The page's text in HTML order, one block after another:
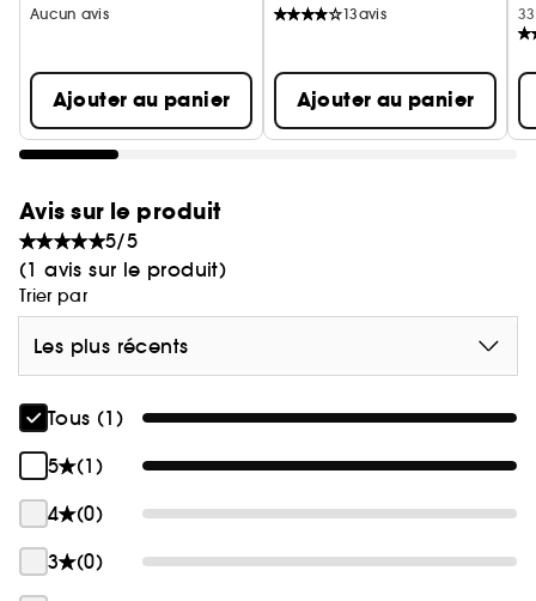
le flacon originel.
Aucun avis
Ajouter au panier
13avis
Ajouter au panier
Avis sur le produit
5/5
(1 avis sur le produit)
Trier par
Les plus récents
Tous (1)
5
(1)
4
(0)
3
(0)